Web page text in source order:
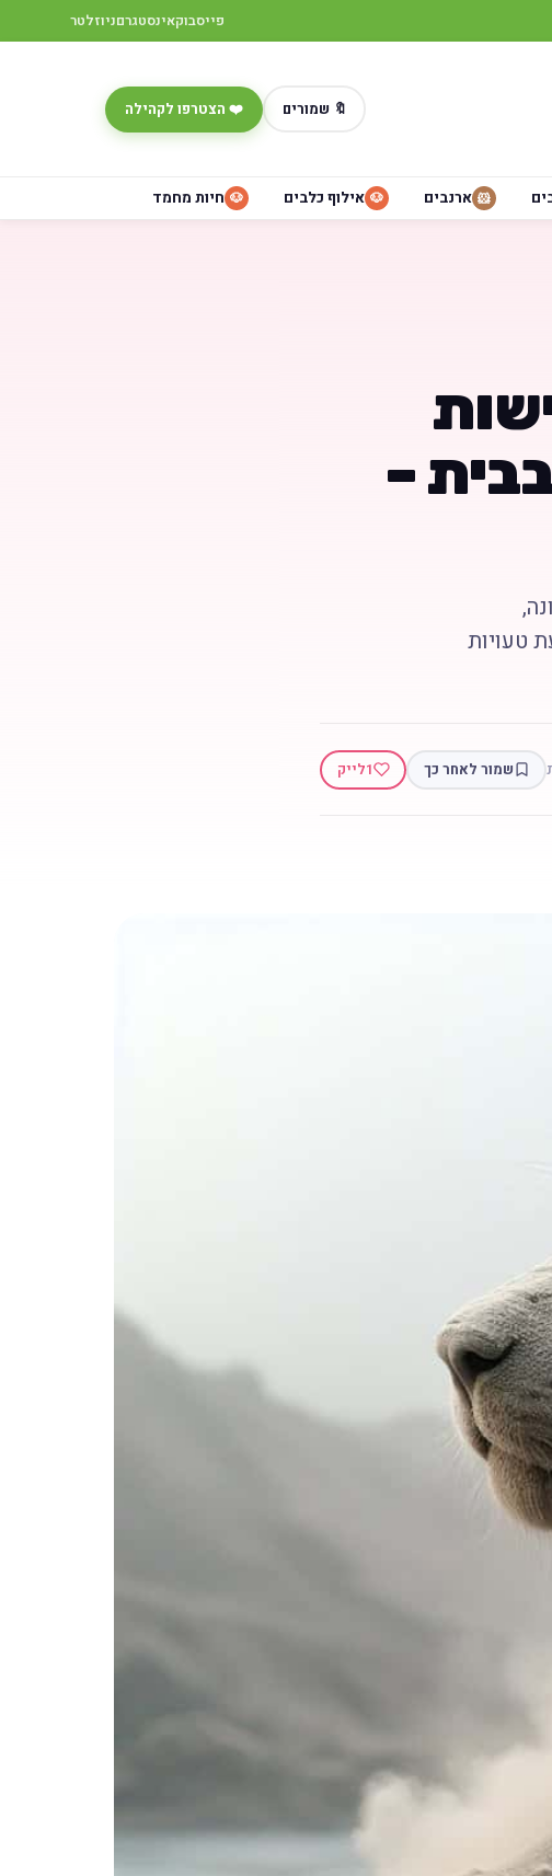
פייסבוקאינסטגרםניוזלטר
🔖 שמורים ❤️ הצטרפו לקהילה
🐹 ארנבים 🐶 אילוף כלבים 🐶 חיות מחמד
–
טעויות
שמור לאחר כך 1לייק